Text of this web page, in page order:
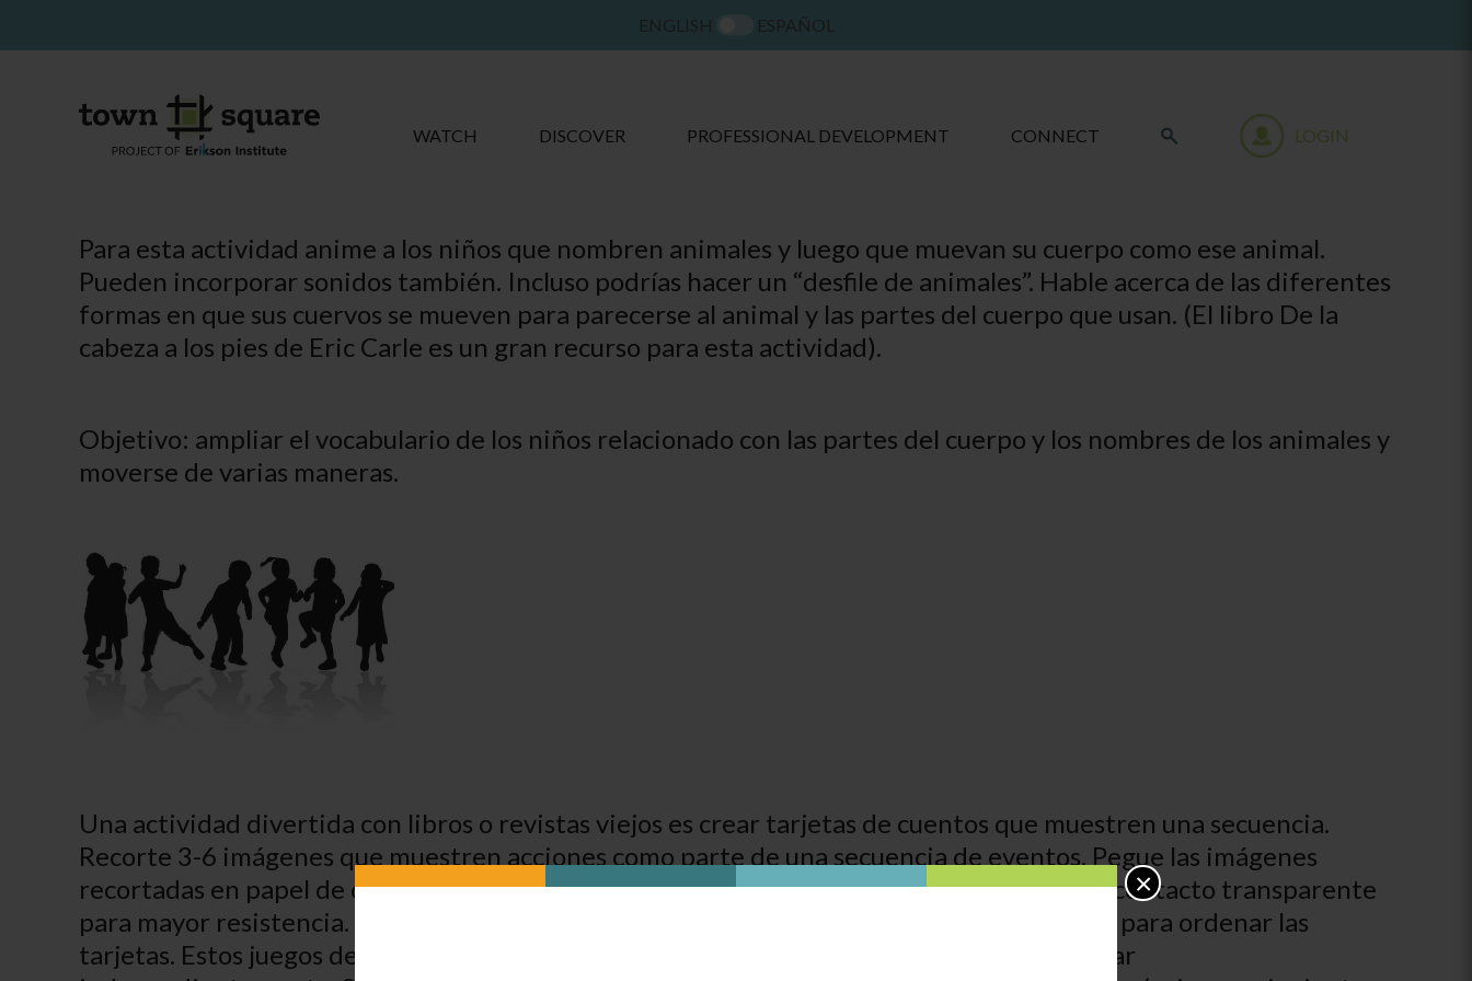
×
WATCH DISCOVER PROFESSIONAL DEVELOPMENT CONNECT LOGIN
Para esta actividad anime a los niños que nombren animales y luego que muevan su cuerpo como ese animal.
Pueden incorporar sonidos también. Incluso podrías hacer un “desfile de animales”. Hable acerca de las diferentes
formas en que sus cuervos se mueven para parecerse al animal y las partes del cuerpo que usan. (El libro De la
cabeza a los pies de Eric Carle es un gran recurso para esta actividad).
Objetivo: ampliar el vocabulario de los niños relacionado con las partes del cuerpo y los nombres de los animales y
moverse de varias maneras.
Una actividad divertida con libros o revistas viejos es crear tarjetas de cuentos que muestren una secuencia.
Recorte 3-6 imágenes que muestren acciones como parte de una secuencia de eventos. Pegue las imágenes
recortadas en papel de construcción o tarjetas. Puede laminarlos o cubrirlos con papel de contacto transparente
para mayor resistencia. Los niños pueden trabajar individualmente o en pequeños grupos para ordenar las
tarjetas. Estos juegos de tarjetas pueden estar disponibles para que los niños elijan trabajar